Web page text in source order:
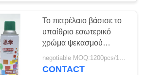
Το πετρέλαιο βάσισε το
υπαίθριο εσωτερικό
χρώμα ψεκασμού
αερολύματος
negotiable MOQ:1200pcs/100ctns για κάθε χρώμα
CONTACT